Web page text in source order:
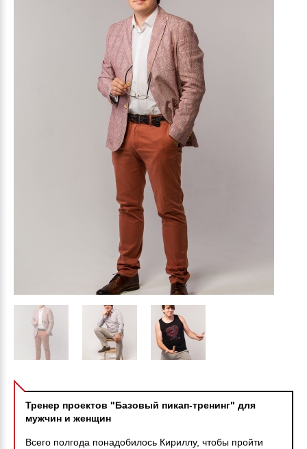
Тренер проектов "Базовый пикап-тренинг" для
мужчин и женщин
Всего полгода понадобилось Кириллу, чтобы пройти